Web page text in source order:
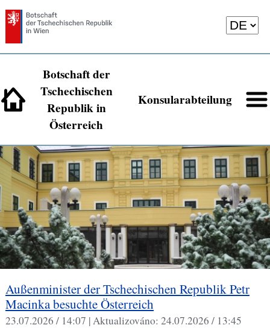
Botschaft der
Tschechischen
Republik in
Österreich
Konsularabteilung
Außenminister der Tschechischen Republik Petr
Macinka besuchte Österreich
23.07.2026 / 14:07 |Aktualizováno: 24.07.2026 / 13:45